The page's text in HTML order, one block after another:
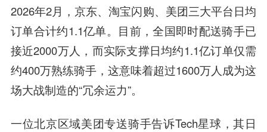
2026年2月，京东、淘宝闪购、美团三大平台日均
订单合计约1.1亿单。目前，全国即时配送骑手已
接近2000万人，而实际支撑日均约1.1亿订单仅需
约400万熟练骑手，这意味着超过1600万人成为这
场大战制造的“冗余运力”。
一位北京区域美团专送骑手告诉Tech星球，其日